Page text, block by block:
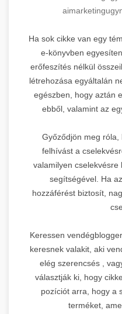
Ha sok cikke van egy
e-könyvben
erőfeszítés nélkül
létrehozása egyáltalán
egészben, hogy aztán
ebből, valamint az
Győződjön meg
felhívást a
valamilyen
segítségével. Ha
hozzáférést biztosít,
Keressen
keresnek valakit, aki
elég szerencsés ,
választják ki, hogy
pozíciót arra, hogy a
terméket,